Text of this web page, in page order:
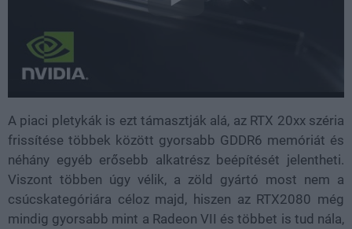
A piaci pletykák is ezt támasztják alá, az RTX 20xx széria
frissítése többek között gyorsabb GDDR6 memóriát és
néhány egyéb erősebb alkatrész beépítését jelentheti.
Viszont többen úgy vélik, a zöld gyártó most nem a
csúcskategóriára céloz majd, hiszen az RTX2080 még
mindig gyorsabb mint a Radeon VII és többet is tud nála,